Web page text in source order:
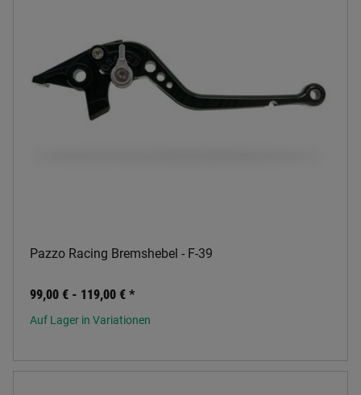
Pazzo Racing Bremshebel - F-39
99,00 € - 119,00 € *
Auf Lager in Variationen